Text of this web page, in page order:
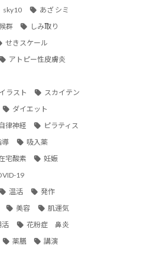
sky10
あざ シミ
群
しみ取り
せきスケール
アトピー性皮膚炎
ラスト
スカイテン
ダイエット
律神経
ピラティス
導
吸入薬
宅酸素
妊娠
19
温活
発作
美容
肌運気
活
花粉症 鼻炎
薬膳
講演